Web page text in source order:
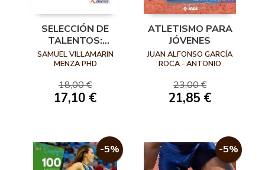
SELECCIÓN DE
TALENTOS:
VELOCISTAS
SAMUEL VILLAMARIN
MENZA PHD
18,00 €
17,10 €
ATLETISMO PARA
JÓVENES
JUAN ALFONSO GARCÍA
ROCA - ANTONIO
CARIDAD HERNÁNDEZ
GUARDIOLA
23,00 €
21,85 €
-5% -5%